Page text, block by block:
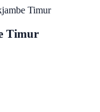
Timur
Timur